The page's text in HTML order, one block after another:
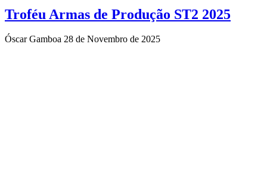
Troféu Armas de Produção ST2 2025
Óscar Gamboa 28 de Novembro de 2025